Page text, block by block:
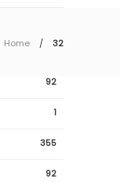
Home 32
92
1
355
92